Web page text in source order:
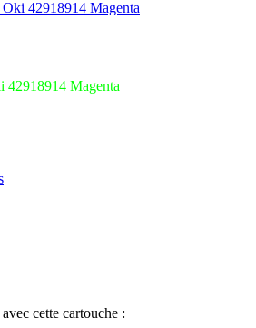
42918914 Magenta
cette cartouche :